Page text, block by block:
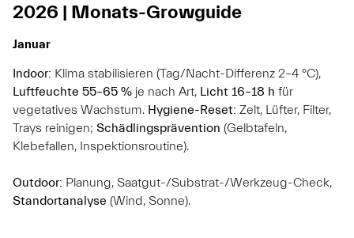
2026 | Monats-Growguide
Januar
Indoor: Klima stabilisieren (Tag/Nacht-Differenz 2–4 °C),
Luftfeuchte 55–65 % je nach Art, Licht 16–18 h für
vegetatives Wachstum. Hygiene-Reset: Zelt, Lüfter, Filter,
Trays reinigen; Schädlingsprävention (Gelbtafeln,
Klebefallen, Inspektionsroutine).
Outdoor: Planung, Saatgut-/Substrat-/Werkzeug-Check,
Standortanalyse (Wind, Sonne).